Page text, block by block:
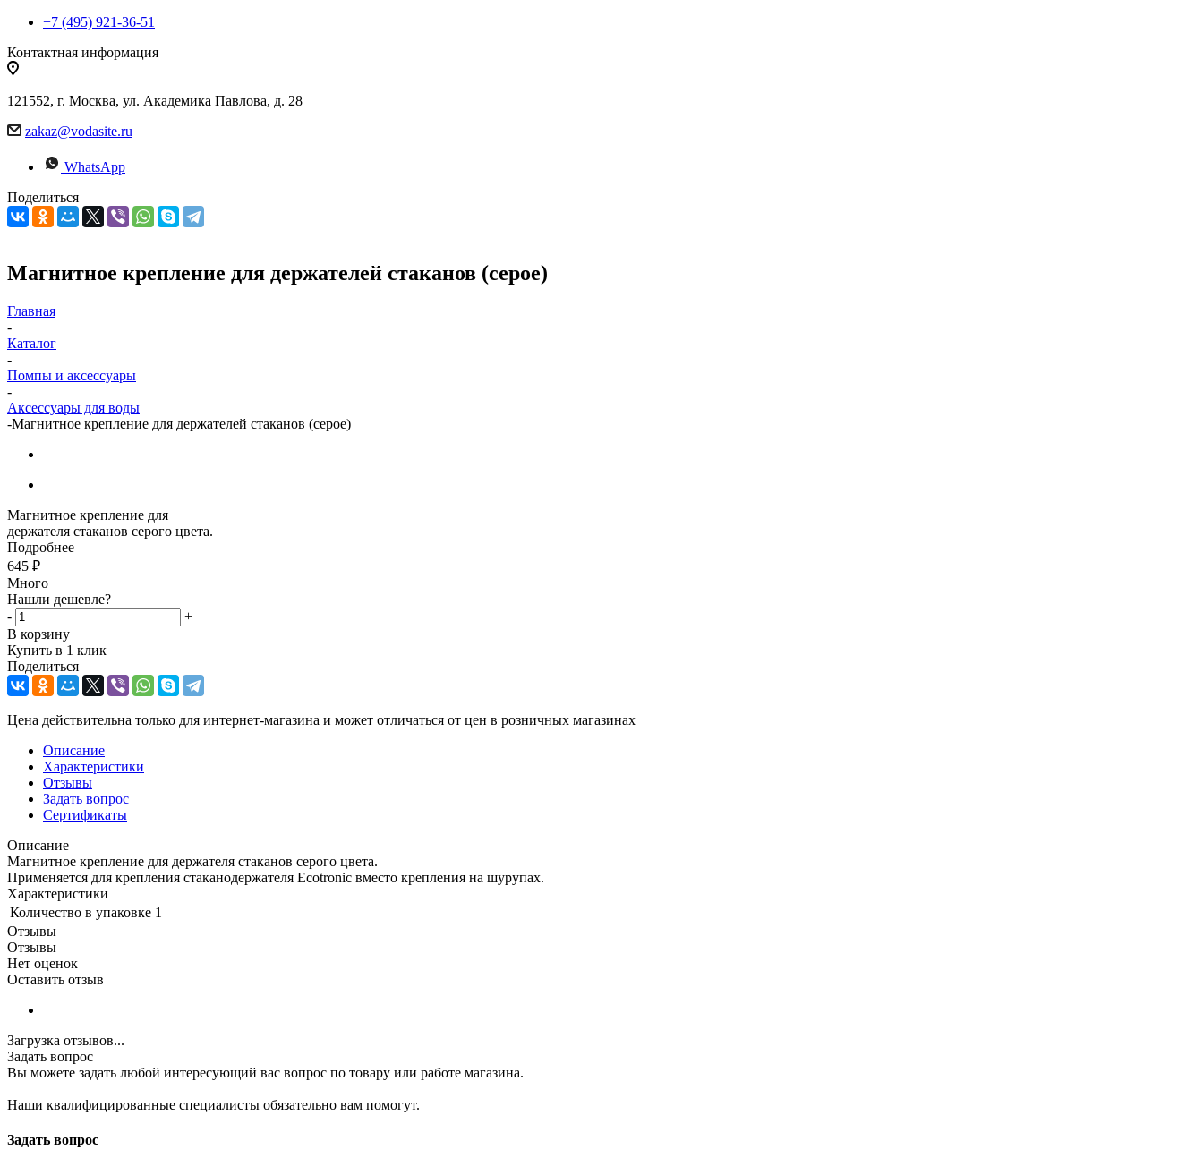
+7 (495) 921-36-51
Контактная информация
121552, г. Москва, ул. Академика Павлова, д. 28
zakaz@vodasite.ru
WhatsApp
Поделиться
Магнитное крепление для держателей стаканов (серое)
Главная
-
Каталог
-
Помпы и аксессуары
-
Аксессуары для воды
-Магнитное крепление для держателей стаканов (серое)
Магнитное крепление для
держателя стаканов серого цвета.
Подробнее
645 ₽
Много
Нашли дешевле?
-
+
В корзину
Купить в 1 клик
Поделиться
Цена действительна только для интернет-магазина и может отличаться от цен в розничных магазинах
Описание
Характеристики
Отзывы
Задать вопрос
Сертификаты
Описание
Магнитное крепление для держателя стаканов серого цвета.
Применяется для крепления стаканодержателя Ecotronic вместо крепления на шурупах.
Характеристики
Количество в упаковке 1
Отзывы
Отзывы
Нет оценок
Оставить отзыв
Загрузка отзывов...
Задать вопрос
Вы можете задать любой интересующий вас вопрос по товару или работе магазина.
Наши квалифицированные специалисты обязательно вам помогут.
Задать вопрос